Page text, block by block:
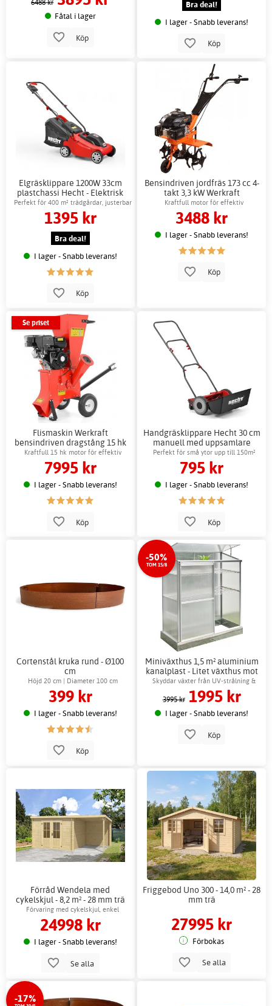
6488 kr
Fåtal i lager
Köp
Bra deal!
I lager - Snabb leverans!
Köp
Elgräsklippare 1200W 33cm
plastchassi Hecht - Elektrisk
motor
Perfekt för 400 m² trädgårdar, justerbar
höjd
1395 kr
Bra deal!
I lager - Snabb leverans!
Köp
Bensindriven jordfräs 173 cc 4-
takt 3,3 kW Werkraft
Kraftfull motor för effektiv
jordbearbetning
3488 kr
I lager - Snabb leverans!
Köp
Se priset
Flismaskin Werkraft
bensindriven dragstång 15 hk
stor röd
Kraftfull 15 hk motor för effektiv
flisning
7995 kr
I lager - Snabb leverans!
Köp
Handgräsklippare Hecht 30 cm
manuell med uppsamlare
metallchassi
Perfekt för små ytor upp till 150m²
795 kr
I lager - Snabb leverans!
Köp
Cortenstål kruka rund - Ø100
cm
Höjd 20 cm | Diameter 100 cm
399 kr
I lager - Snabb leverans!
Köp
-50%
TOM 15/8
Miniväxthus 1,5 m² aluminium
kanalplast - Litet växthus mot
vägg + Växthusbord
Skyddar växter från UV-strålning &
skadedjur
3995 kr 1995 kr
I lager - Snabb leverans!
Köp
Förråd Wendela med
cykelskjul - 8,2 m² - 28 mm trä
Förvaring med cykelskjul, enkel
montering
24998 kr
I lager - Snabb leverans!
Se alla
Friggebod Uno 300 - 14,0 m² - 28
mm trä
27995 kr
Förbokas
Se alla
-17%